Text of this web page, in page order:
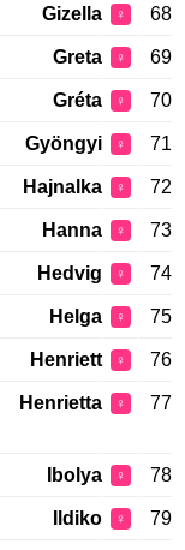
68
♀
Gizella
69
♀
Greta
70
♀
Gréta
71
♀
Gyöngyi
72
♀
Hajnalka
73
♀
Hanna
74
♀
Hedvig
75
♀
Helga
76
♀
Henriett
77
♀
Henrietta
78
♀
Ibolya
79
♀
Ildiko